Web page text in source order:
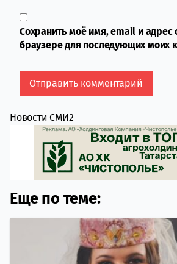
Сохранить моё имя, email и адрес
браузере для последующих моих
Новости СМИ2
Еще по теме: